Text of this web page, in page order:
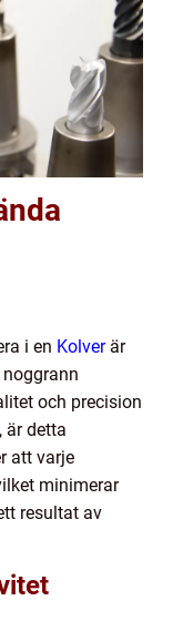
i en Kolverär
och precision
är detta
att varje
minimerar
resultat av